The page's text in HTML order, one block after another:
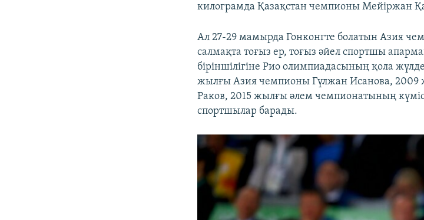
килограмда Қазақстан чемпионы Мейіржан
Ал 27-29 мамырда Гонконгте болатын Азия
салмақта тоғыз ер, тоғыз әйел спортшы
біріншілігіне Рио олимпиадасының қола
жылғы Азия чемпионы Гүлжан Исанова,
Раков, 2015 жылғы әлем чемпионатының
спортшылар барады.